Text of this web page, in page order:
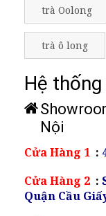
trà Oolong
trà ô long
Hệ
Nội
Cửa Hàng 1 :
Cửa Hàng 2 :
Quận Cầu